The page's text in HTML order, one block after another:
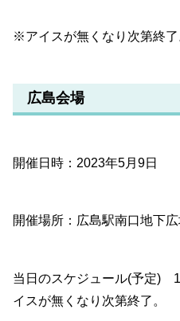
※アイスが無くなり次第終了
広島会場
開催日時：2023年5月9日
開催場所：広島駅南口地下
当日のスケジュール(予定)
イスが無くなり次第終了。